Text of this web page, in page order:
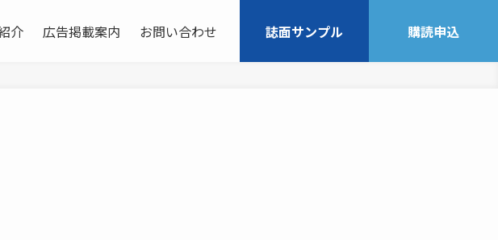
介 広告掲載案内 お問い合わせ 誌面サンプル 購読申込